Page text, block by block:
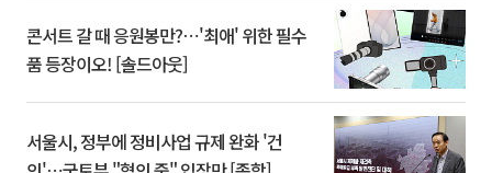
콘서트 갈 때 응원봉만?⋯'최애' 위한 필수
품 등장이오! [솔드아웃]
서울시, 정부에 정비사업 규제 완화 '건